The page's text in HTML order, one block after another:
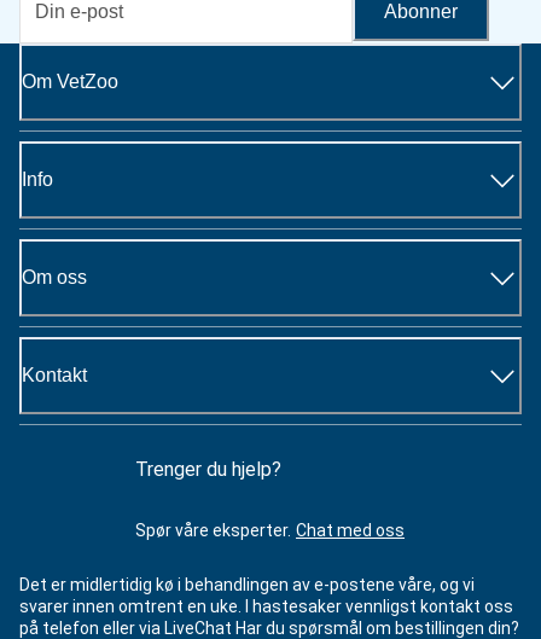
Abonner
Om VetZoo
Info
Om oss
Kontakt
Trenger du hjelp?
Spør våre eksperter. Chat med oss
Det er midlertidig kø i behandlingen av e-postene våre, og vi
svarer innen omtrent en uke. I hastesaker vennligst kontakt oss
på telefon eller via LiveChat Har du spørsmål om bestillingen din?